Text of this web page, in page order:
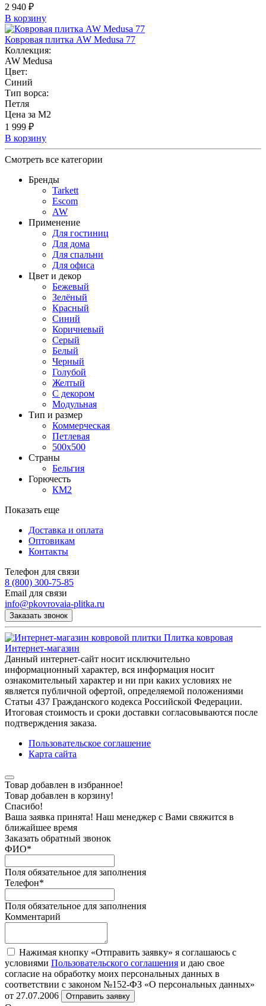
2 940 ₽
В корзину
Ковровая плитка AW Medusa 77
Коллекция:
AW Medusa
Цвет:
Синий
Тип ворса:
Петля
Цена за М2
1 999 ₽
В корзину
Смотреть все категории
Бренды
Tarkett
Escom
AW
Применение
Для гостиниц
Для дома
Для спальни
Для офиса
Цвет и декор
Бежевый
Зелёный
Красный
Синий
Коричневый
Серый
Белый
Черный
Голубой
Желтый
С декором
Модульная
Тип и размер
Коммерческая
Петлевая
500х500
Страны
Бельгия
Горючесть
КМ2
Показать еще
Доставка и оплата
Оптовикам
Контакты
Телефон для связи
8 (800) 300-75-85
Email для связи
info@pkovrovaia-plitka.ru
Заказать звонок
Плитка ковровая
Интернет-магазин
Данный интернет-сайт носит исключительно
информационный характер, вся информация носит
ознакомительный характер и ни при каких условиях не
является публичной офертой, определяемой положениями
Статьи 437 Гражданского кодекса Российской Федерации.
Итоговая стоимость и сроки доставки согласовываются после
подтверждения заказа.
Пользовательское соглашение
Карта сайта
Товар добавлен в избранное!
Товар добавлен в корзину!
Спасибо!
Ваша заявка принята! Наш менеджер с Вами свяжится в
ближайшее время
Заказать обратный звонок
ФИО*
Поля обязательное для заполнения
Телефон*
Поля обязательное для заполнения
Комментарий
Нажимая кнопку «Отправить заявку» я соглашаюсь с
условиями Пользовательского соглашения и даю свое
согласие на обработку моих персональных данных в
соответствии с законом №152-ФЗ «О персональных данных»
от 27.07.2006
Отправить заявку